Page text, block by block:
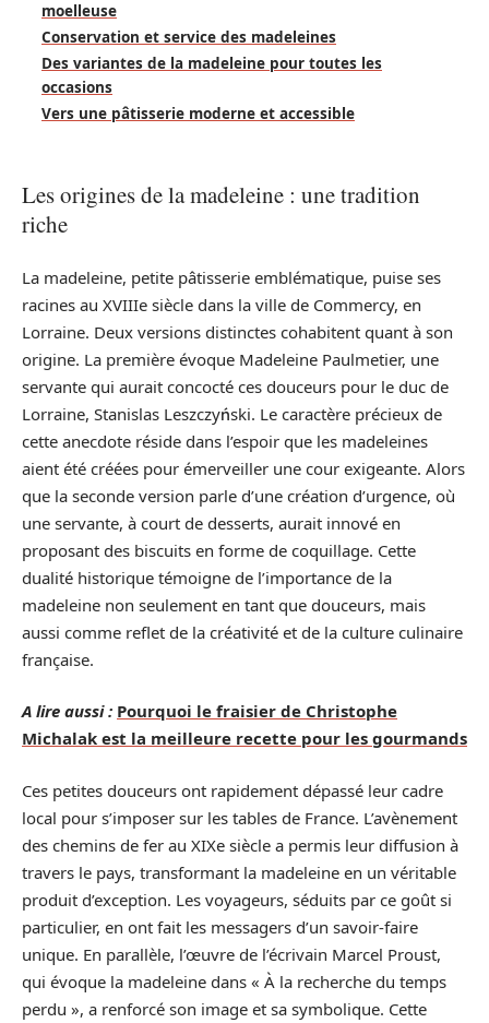
moelleuse
Conservation et service des madeleines
Des variantes de la madeleine pour toutes les
occasions
Vers une pâtisserie moderne et accessible
Les origines de la madeleine : une tradition
riche
La madeleine, petite pâtisserie emblématique, puise ses
racines au XVIIIe siècle dans la ville de Commercy, en
Lorraine. Deux versions distinctes cohabitent quant à son
origine. La première évoque Madeleine Paulmetier, une
servante qui aurait concocté ces douceurs pour le duc de
Lorraine, Stanislas Leszczyński. Le caractère précieux de
cette anecdote réside dans l’espoir que les madeleines
aient été créées pour émerveiller une cour exigeante. Alors
que la seconde version parle d’une création d’urgence, où
une servante, à court de desserts, aurait innové en
proposant des biscuits en forme de coquillage. Cette
dualité historique témoigne de l’importance de la
madeleine non seulement en tant que douceurs, mais
aussi comme reflet de la créativité et de la culture culinaire
française.
A lire aussi : Pourquoi le fraisier de Christophe
Michalak est la meilleure recette pour les gourmands
Ces petites douceurs ont rapidement dépassé leur cadre
local pour s’imposer sur les tables de France. L’avènement
des chemins de fer au XIXe siècle a permis leur diffusion à
travers le pays, transformant la madeleine en un véritable
produit d’exception. Les voyageurs, séduits par ce goût si
particulier, en ont fait les messagers d’un savoir-faire
unique. En parallèle, l’œuvre de l’écrivain Marcel Proust,
qui évoque la madeleine dans « À la recherche du temps
perdu », a renforcé son image et sa symbolique. Cette